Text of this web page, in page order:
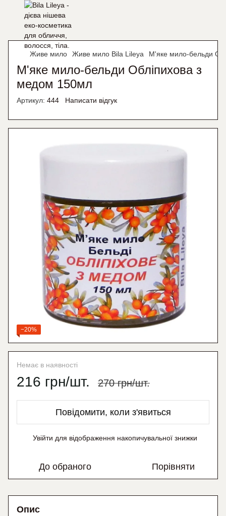
Живе мило Живе мило Bila Lileya М'яке мило-бельди
М'яке мило-бельди Обліпихова з
медом 150мл
Артикул: 444 Написати відгук
−20%
Немає в наявності
216 грн/шт. 270 грн/шт.
Повідомити, коли з'явиться
Увійти для відображення накопичувальної знижки
До обраного Порівняти
Опис